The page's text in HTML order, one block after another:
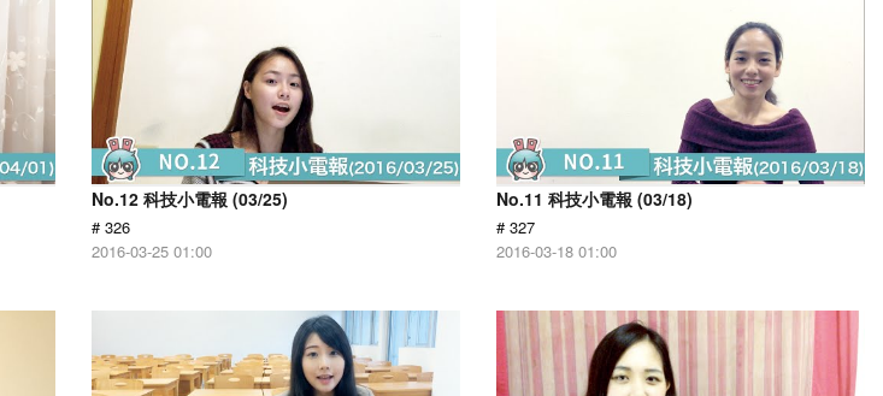
No.12 科技小電報 (03/25)
# 326
2016-03-25 01:00
No.11 科技小電報 (03/18)
# 327
2016-03-18 01:00